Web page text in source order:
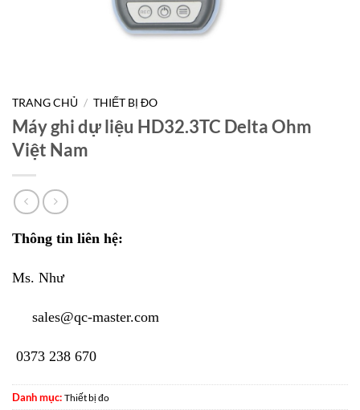
TRANG CHỦ / THIẾT BỊ ĐO
Máy ghi dự liệu HD32.3TC Delta Ohm
Việt Nam
Thông tin liên hệ:
Ms. Như
sales@qc-master.com
0373 238 670
Danh mục: Thiết bị đo